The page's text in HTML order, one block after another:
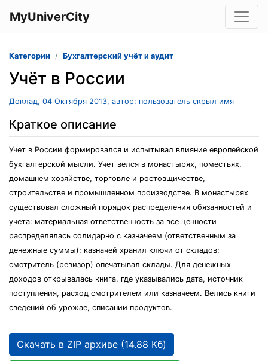
MyUniverCity
Категории Бухгалтерский учёт и аудит
Учёт в России
Доклад, 04 Октября 2013, автор: пользователь скрыл имя
Краткое описание
Учет в России формировался и испытывал влияние европейской
бухгалтерской мысли. Учет велся в монастырях, поместьях,
домашнем хозяйстве, торговле и ростовщичестве,
строительстве и промышленном производстве. В монастырях
существовал сложный порядок распределения обязанностей и
учета: материальная ответственность за все ценности
распределялась солидарно с казначеем (ответственным за
денежные суммы); казначей хранил ключи от складов;
смотритель (ревизор) опечатывал склады. Для денежных
доходов открывалась книга, где указывались дата, источник
поступления, расход смотрителем или казначеем. Велись книги
сведений об урожае, списании продуктов.
Скачать в ZIP архиве (14.88 Кб)